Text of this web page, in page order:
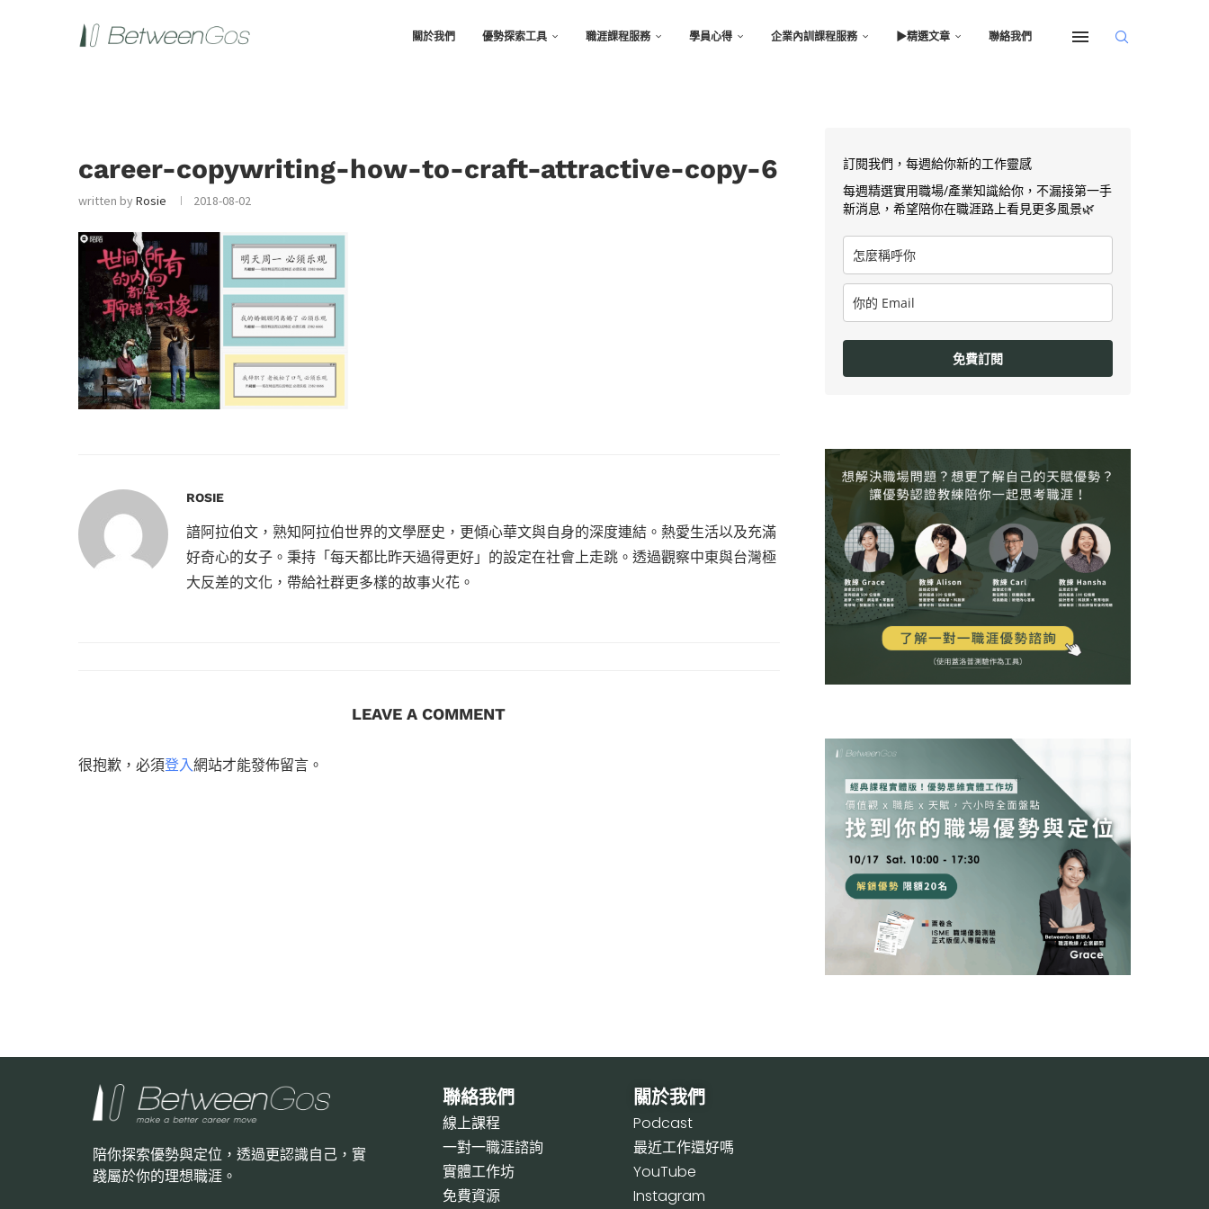
關於我們 優勢探索工具 職涯課程服務 學員心得 企業內訓課程服務 ▶︎精選文章 聯絡我們
career-copywriting-how-to-craft-attractive-copy-6
written byRosie 2018-08-02
ROSIE
諳阿拉伯文，熟知阿拉伯世界的文學歷史，更傾心華文與自身的深度連結。熱愛生活以及充滿
好奇心的女子。秉持「每天都比昨天過得更好」的設定在社會上走跳。透過觀察中東與台灣極
大反差的文化，帶給社群更多樣的故事火花。
LEAVE A COMMENT
很抱歉，必須登入網站才能發佈留言。
訂閱我們，每週給你新的工作靈感
每週精選實用職場/產業知識給你，不漏接第一手
新消息，希望陪你在職涯路上看見更多風景🌿
免費訂閱
陪你探索優勢與定位，透過更認識自己，實
踐屬於你的理想職涯。
聯絡我們
線上課程
一對一職涯諮詢
實體工作坊
免費資源
關於我們
Podcast
最近工作還好嗎
YouTube
Instagram